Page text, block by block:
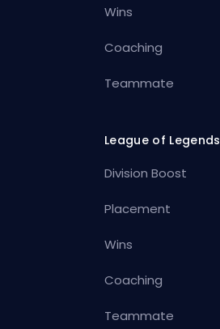
Wins
Coaching
Teammate
League of Legends
Division Boost
Placement
Wins
Coaching
Teammate